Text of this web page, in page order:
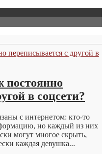
постоянно
в соцсети?
с интернетом: кто-то
но каждый из них
могут многое скрыть,
каждая девушка...